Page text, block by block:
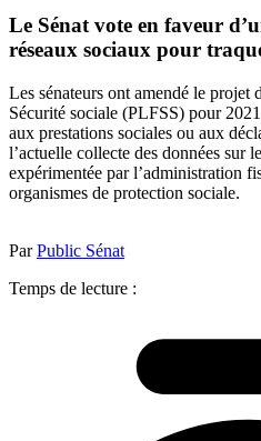
Le Sénat vote en faveur
réseaux sociaux pour
Les sénateurs ont amendé le projet
Sécurité sociale (PLFSS) pour
aux prestations sociales ou aux
l’actuelle collecte des données sur
expérimentée par l’administration
organismes de protection sociale.
ParPublic Sénat
Temps de lecture :